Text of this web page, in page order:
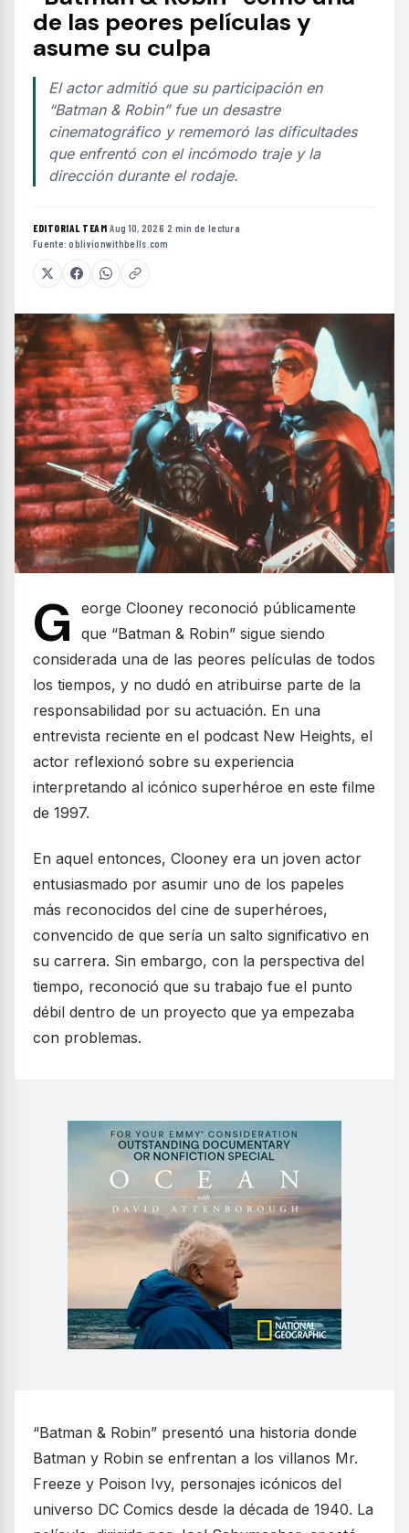
de las peores películas y
asume su culpa
El actor admitió que su participación en
“Batman & Robin” fue un desastre
cinematográfico y rememoró las dificultades
que enfrentó con el incómodo traje y la
dirección durante el rodaje.
EDITORIAL TEAM·Aug 10, 2026·2 min de lectura·
Fuente:oblivionwithbells.com
G
eorge Clooney reconoció públicamente
que “Batman & Robin” sigue siendo
considerada una de las peores películas de todos
los tiempos, y no dudó en atribuirse parte de la
responsabilidad por su actuación. En una
entrevista reciente en el podcast New Heights, el
actor reflexionó sobre su experiencia
interpretando al icónico superhéroe en este filme
de 1997.
En aquel entonces, Clooney era un joven actor
entusiasmado por asumir uno de los papeles
más reconocidos del cine de superhéroes,
convencido de que sería un salto significativo en
su carrera. Sin embargo, con la perspectiva del
tiempo, reconoció que su trabajo fue el punto
débil dentro de un proyecto que ya empezaba
con problemas.
“Batman & Robin” presentó una historia donde
Batman y Robin se enfrentan a los villanos Mr.
Freeze y Poison Ivy, personajes icónicos del
universo DC Comics desde la década de 1940. La